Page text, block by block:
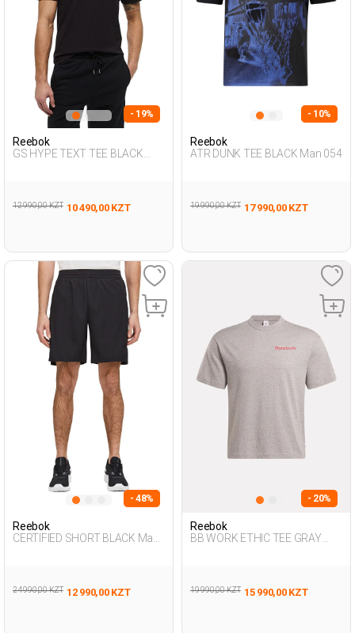
- 19%
Reebok
GS HYPE TEXT TEE BLACK
12 990,00 KZT 10 490,00 KZT
- 10%
Reebok
ATR DUNK TEE BLACK Man 054
19 990,00 KZT 17 990,00 KZT
- 48%
Reebok
CERTIFIED SHORT BLACK Man
24 990,00 KZT 12 990,00 KZT
- 20%
Reebok
BB WORK ETHIC TEE GRAY
19 990,00 KZT 15 990,00 KZT